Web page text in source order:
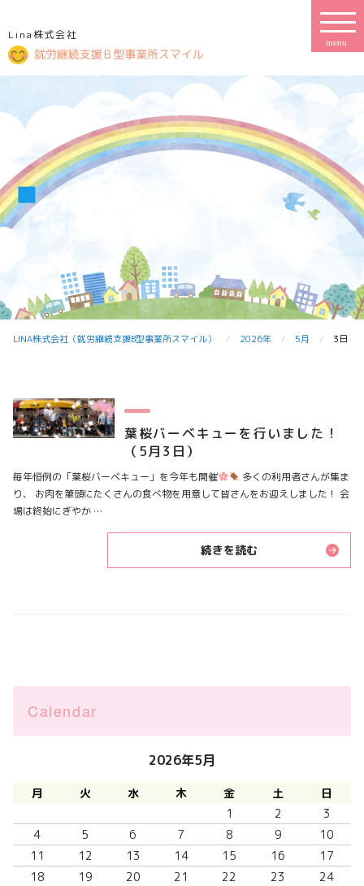
Lina株式会社
LINA株式会社（就労継続支援B型事業所スマイル） 2026年 5月 3日
葉桜バーベキューを行いました！
（5月3日）
毎年恒例の「葉桜バーベキュー」を今年も開催
多くの利用者さんが集ま
り、 お肉を筆頭にたくさんの食べ物を用意して皆さんをお迎えしました！ 会
場は終始にぎやか …
続きを読む
Calendar
2026年5月
月 火 水 木 金 土
日
1
2
3
4
5 6 7 8 9
10
11
12 13 14 15 16
17
18
19 20 21 22 23
24